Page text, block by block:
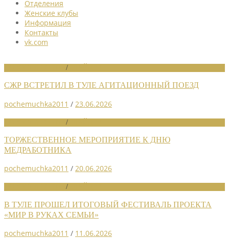
Отделения
Женские клубы
Информация
Контакты
vk.com
/
СЖР ВСТРЕТИЛ В ТУЛЕ АГИТАЦИОННЫЙ ПОЕЗД
pochemuchka2011 / 23.06.2026
/
ТОРЖЕСТВЕННОЕ МЕРОПРИЯТИЕ К ДНЮ
МЕДРАБОТНИКА
pochemuchka2011 / 20.06.2026
/
В ТУЛЕ ПРОШЕЛ ИТОГОВЫЙ ФЕСТИВАЛЬ ПРОЕКТА
«МИР В РУКАХ СЕМЬИ»
pochemuchka2011 / 11.06.2026